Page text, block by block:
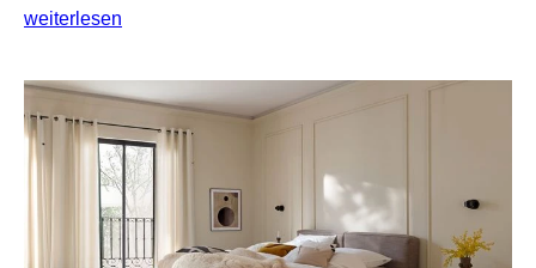
weiterlesen